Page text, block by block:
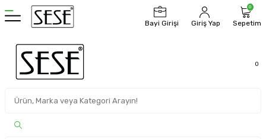
Bayi Girişi Giriş Yap
0
Sepetim
0